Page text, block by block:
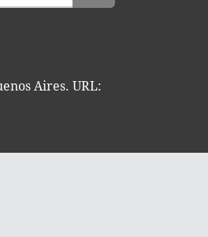
Aires. URL: